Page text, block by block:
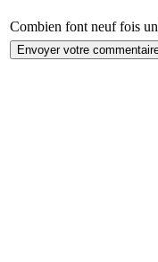
Combien font neuf fois